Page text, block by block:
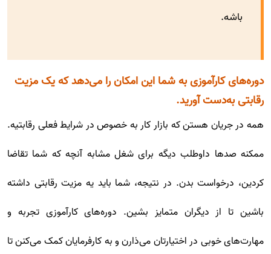
باشه.
دوره‌های کارآموزی به شما این امکان را می‌دهد که یک مزیت
رقابتی به‌دست آورید.
همه در جریان هستن که بازار کار به خصوص در شرایط فعلی رقابتیه.
ممکنه صدها داوطلب دیگه برای شغل مشابه آنچه که شما تقاضا
کردین، درخواست بدن. در نتیجه، شما باید یه مزیت رقابتی داشته
باشین تا از دیگران متمایز بشین. دوره‌های کارآموزی تجربه و
مهارت‌های خوبی در اختیارتان می‌ذارن و به کارفرمایان کمک می‌کنن تا